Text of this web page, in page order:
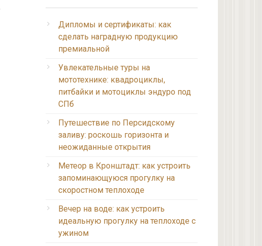
Дипломы и сертификаты: как
сделать наградную продукцию
премиальной
Увлекательные туры на
мототехнике: квадроциклы,
питбайки и мотоциклы эндуро под
СПб
Путешествие по Персидскому
заливу: роскошь горизонта и
неожиданные открытия
Метеор в Кронштадт: как устроить
запоминающуюся прогулку на
скоростном теплоходе
Вечер на воде: как устроить
идеальную прогулку на теплоходе с
ужином